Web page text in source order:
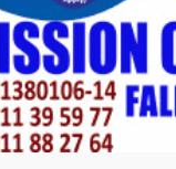
পোরশায় গণঅভ্যুত্থান
যোদ্ধাদের সংবর্ধনা।
১১ দলীয় ঐক্য পোরশা